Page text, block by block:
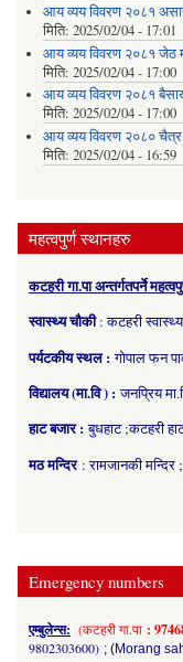
आय व्यय विवरण २०८१
मिति: 2025/02/04 - 17:01
आय व्यय विवरण २०८१ जेठ
मिति: 2025/02/04 - 17:00
आय व्यय विवरण २०८१
मिति: 2025/02/04 - 17:00
आय व्यय विवरण २०८० चैत्र
मिति: 2025/02/04 - 16:59
महत्वपुर्ण स्थानहरु
कटहरी गा.पा अन्तर्गतपर्ने
स्वास्थ्य चौकी: कटहरी
पर्यटकीय स्थल :गोपाल फन
विद्यालय (मा.वि ) :जनप्रिय
हाट बजार :बुधहाट ;कटहरी
मठ मन्दिर : रामजानकी
Emergency numbers
एम्बुलेन्स: (कटहरी गा.पा :
9802303600) ; (Morang